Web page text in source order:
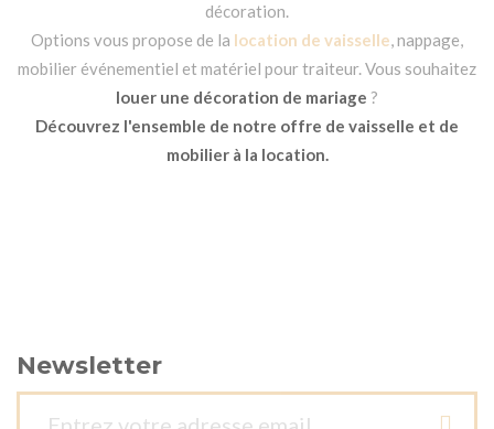
décoration.
Options vous propose de la location de vaisselle, nappage,
mobilier événementiel et matériel pour traiteur. Vous souhaitez
louer une décoration de mariage ?
Découvrez l'ensemble de notre offre de vaisselle et de
mobilier à la location.
Newsletter